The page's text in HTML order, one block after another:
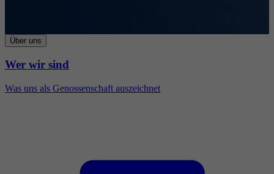
Über uns
Wer wir sind
Was uns als Genossenschaft auszeichnet